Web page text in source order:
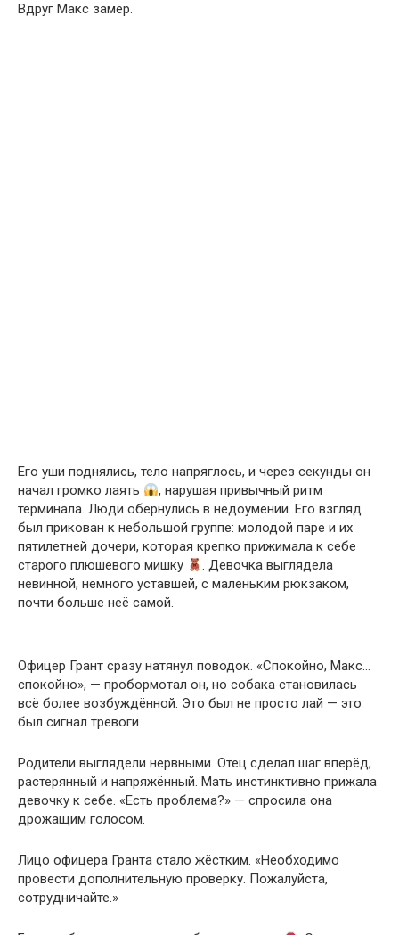
Вдруг Макс замер.
Его уши поднялись, тело напряглось, и через секунды он
начал громко лаять
, нарушая привычный ритм
терминала. Люди обернулись в недоумении. Его взгляд
был прикован к небольшой группе: молодой паре и их
пятилетней дочери, которая крепко прижимала к себе
старого плюшевого мишку
. Девочка выглядела
невинной, немного уставшей, с маленьким рюкзаком,
почти больше неё самой.
Офицер Грант сразу натянул поводок. «Спокойно, Макс…
спокойно», — пробормотал он, но собака становилась
всё более возбуждённой. Это был не просто лай — это
был сигнал тревоги.
Родители выглядели нервными. Отец сделал шаг вперёд,
растерянный и напряжённый. Мать инстинктивно прижала
девочку к себе. «Есть проблема?» — спросила она
дрожащим голосом.
Лицо офицера Гранта стало жёстким. «Необходимо
провести дополнительную проверку. Пожалуйста,
сотрудничайте.»